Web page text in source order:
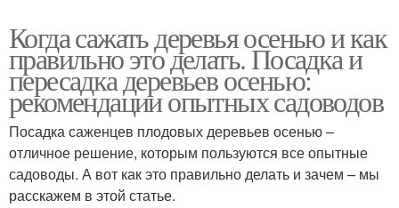
Когда сажать деревья осенью и как
правильно это делать. Посадка и
пересадка деревьев осенью:
рекомендации опытных садоводов
Посадка саженцев плодовых деревьев осенью –
отличное решение, которым пользуются все опытные
садоводы. А вот как это правильно делать и зачем – мы
расскажем в этой статье.